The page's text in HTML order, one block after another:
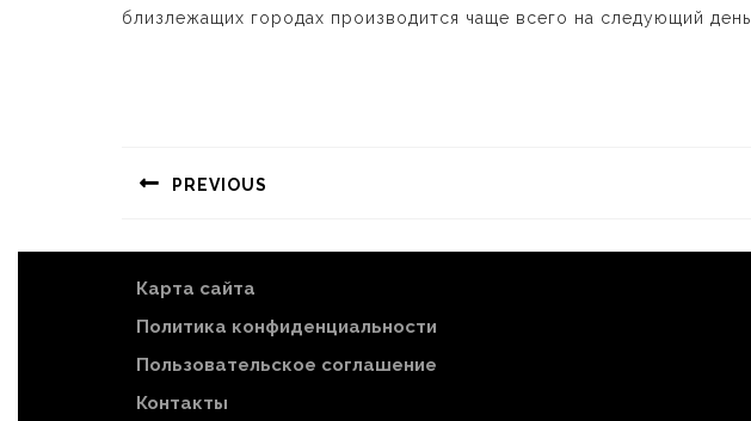
близлежащих городах производится чаще всего на следующий день.
по
PREVIOUS
Карта сайта
Политика конфиденциальности
Пользовательское соглашение
Контакты